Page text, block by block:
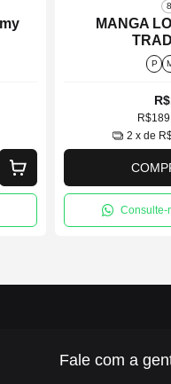
MANGA
P
2 x de
Consulte-
Fale com a